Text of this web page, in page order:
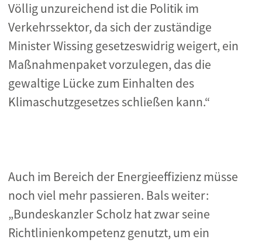
Völlig unzureichend ist die Politik im
Verkehrssektor, da sich der zuständige
Minister Wissing gesetzeswidrig weigert, ein
Maßnahmenpaket vorzulegen, das die
gewaltige Lücke zum Einhalten des
Klimaschutzgesetzes schließen kann.“
Auch im Bereich der Energieeffizienz müsse
noch viel mehr passieren. Bals weiter:
„Bundeskanzler Scholz hat zwar seine
Richtlinienkompetenz genutzt, um ein